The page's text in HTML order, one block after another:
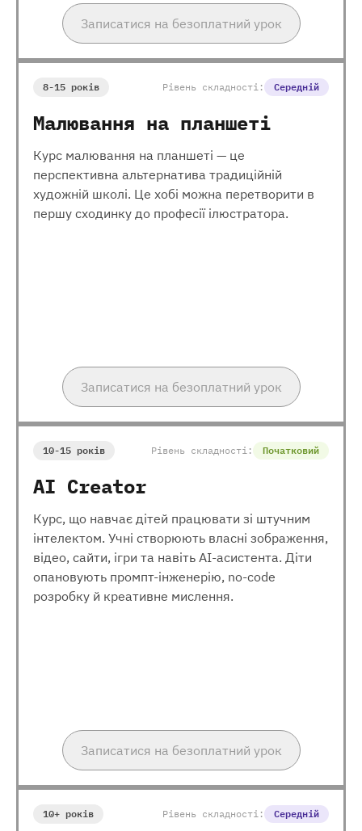
Записатися на безоплатний урок
8-15 років Рівень складності: Середній
Малювання на планшеті
Курс малювання на планшеті — це
перспективна альтернатива традиційній
художній школі. Це хобі можна перетворити в
першу сходинку до професії ілюстратора.
Записатися на безоплатний урок
10-15 років Рівень складності: Початковий
AI Creator
Курс, що навчає дітей працювати зі штучним
інтелектом. Учні створюють власні зображення,
відео, сайти, ігри та навіть AI-асистента. Діти
опановують промпт-інженерію, no-code
розробку й креативне мислення.
Записатися на безоплатний урок
10+ років Рівень складності: Середній